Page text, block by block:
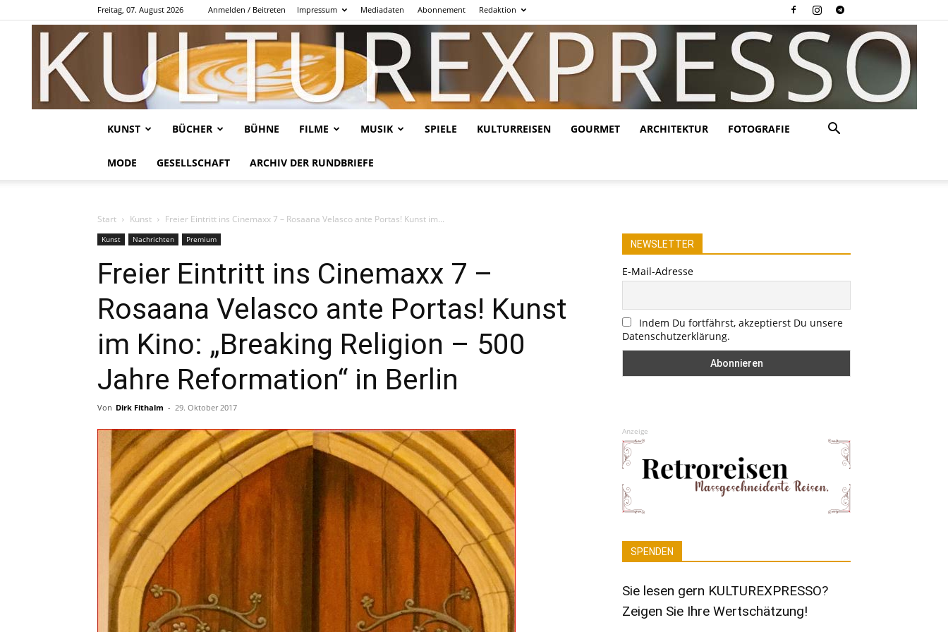
Freitag, 07. August 2026 Anmelden / Beitreten Impressum Mediadaten Abonnement Redaktion
KUNST BÜCHER BÜHNE FILME MUSIK SPIELE KULTURREISEN GOURMET ARCHITEKTUR FOTOGRAFIE
MODE GESELLSCHAFT ARCHIV DER RUNDBRIEFE
Start Kunst Freier Eintritt ins Cinemaxx 7 – Rosaana Velasco ante Portas! Kunst im...
Kunst Nachrichten Premium
Freier Eintritt ins Cinemaxx 7 –
Rosaana Velasco ante Portas! Kunst
im Kino: „Breaking Religion – 500
Jahre Reformation“ in Berlin
Von Dirk Fithalm - 29. Oktober 2017
NEWSLETTER
E-Mail-Adresse
Indem Du fortfährst, akzeptierst Du unsere
Datenschutzerklärung.
Anzeige
SPENDEN
Sie lesen gern KULTUREXPRESSO?
Zeigen Sie Ihre Wertschätzung!